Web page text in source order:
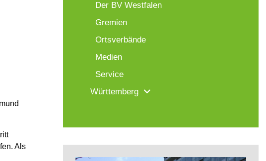
Als
Der BV Westfalen
Gremien
Ortsverbände
Medien
Service
Württemberg